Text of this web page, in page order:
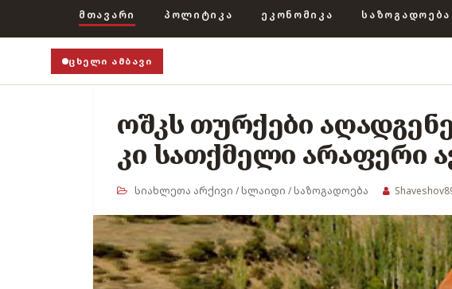
ᲛᲗᲐᲕᲐᲠᲘ ᲞᲝᲚᲘᲢᲘᲙᲐ ᲔᲙᲝᲜᲝᲛᲘᲙᲐ ᲡᲐᲖᲝᲒᲐᲓᲝᲔᲑᲐ
ᲪᲮᲔᲚᲘ ᲐᲛᲑᲐᲕᲘ
ოშკს თურქები
კი სათქმელი არაფერი
სიახლეთა არქივი /სლაიდი /საზოგადოება